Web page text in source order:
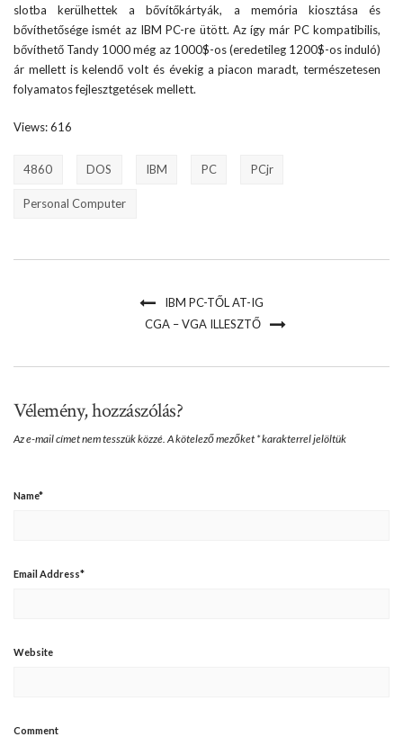
slotba kerülhettek a bővítőkártyák, a memória kiosztása és
bővíthetősége ismét az IBM PC-re ütött. Az így már PC kompatibilis,
bővíthető Tandy 1000 még az 1000$-os (eredetileg 1200$-os induló)
ár mellett is kelendő volt és évekig a piacon maradt, természetesen
folyamatos fejlesztgetések mellett.
Views: 616
4860 DOS IBM PC PCjr
Personal Computer
IBM PC-TŐL AT-IG
CGA – VGA ILLESZTŐ
Vélemény, hozzászólás?
Az e-mail címet nem tesszük közzé. A kötelező mezőket *karakterrel jelöltük
Name*
Email Address*
Website
Comment